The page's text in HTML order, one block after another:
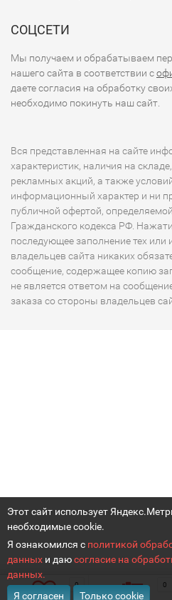
Этот сайт использует
необходимые cookie.
Я ознакомился с политикой
данных и даюсогласие на
данных.
Я согласен
Только cookie
СОЦСЕТИ
Мы получаем и обрабатываем
нашего сайта в соответствии с
даете согласия на обработку
необходимо покинуть наш сайт.
Вся представленная на сайте
характеристик, наличия на
рекламных акций, а также
информационный характер и ни
публичной офертой,
Гражданского кодекса РФ.
последующее заполнение тех
владельцев сайта никаких
сообщение, содержащее копию
не является ответом на
заказа со стороны владельцев
0 0